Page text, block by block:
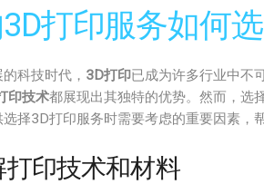
打印服务如何选
科技时代， 3D打印已成为许多行业中不
印技术都展现出其独特的优势。然而，选
择3D打印服务时需要考虑的重要因素，
印技术和材料